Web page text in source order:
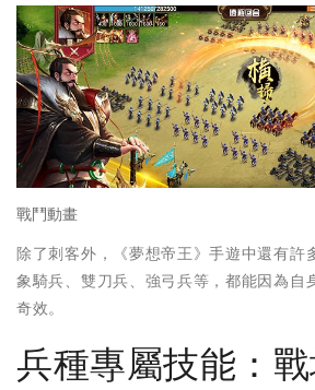
戰鬥動畫
除了刺客外，《夢想帝王》手遊中還有許
象騎兵、雙刀兵、強弓兵等，都能因為自
奇效。
兵種專屬技能：